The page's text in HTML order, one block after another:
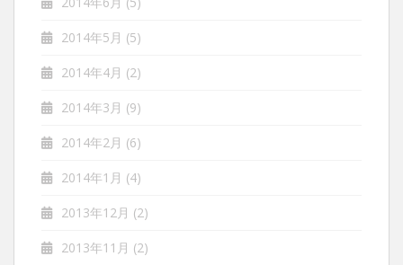
2014年5月 (5)
2014年4月 (2)
2014年3月 (9)
2014年2月 (6)
2014年1月 (4)
2013年12月 (2)
2013年11月 (2)